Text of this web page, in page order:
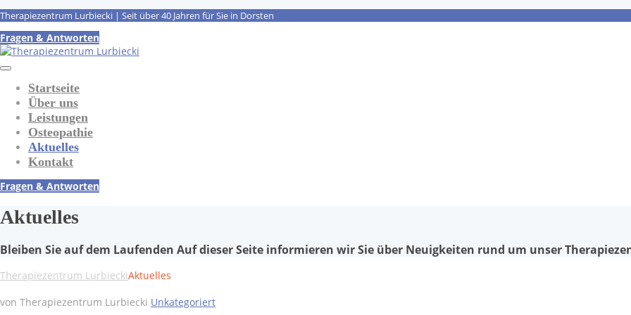
Therapiezentrum Lurbiecki | Seit über 40 Jahren für Sie in Dorsten
Fragen & Antworten
Startseite
Über uns
Leistungen
Osteopathie
Aktuelles
Kontakt
Fragen & Antworten
Aktuelles
Bleiben Sie auf dem Laufenden Auf dieser Seite informieren wir Sie über Neuigkeiten rund um unser
Therapiezentrum LurbieckiAktuelles
von Therapiezentrum Lurbiecki Unkategoriert